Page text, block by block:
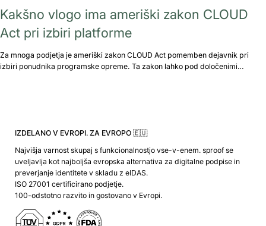
Kakšno vlogo ima ameriški zakon CLOUD
Act pri izbiri platforme
Za mnoga podjetja je ameriški zakon CLOUD Act pomemben dejavnik pri
izbiri ponudnika programske opreme. Ta zakon lahko pod določenimi…
IZDELANO V EVROPI. ZA EVROPO 🇪🇺
Najvišja varnost skupaj s funkcionalnostjo vse-v-enem. sproof se
uveljavlja kot najboljša evropska alternativa za digitalne podpise in
preverjanje identitete v skladu z eIDAS.
ISO 27001 certificirano podjetje.
100-odstotno razvito in gostovano v Evropi.